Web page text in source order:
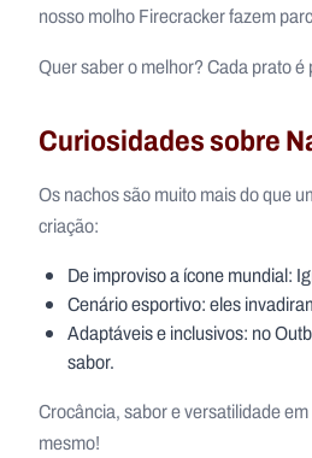
nosso molho Firecracker fazem
Quer saber o melhor? Cada prato
Curiosidades sobre
Os nachos são muito mais do que
criação:
De improviso a ícone mundial:
Cenário esportivo: eles
Adaptáveis e inclusivos: no
sabor.
Crocância, sabor e versatilidade
mesmo!